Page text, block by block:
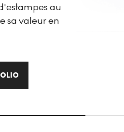
au
sa valeur en